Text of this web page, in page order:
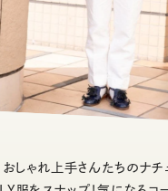
おしゃれ上手さんたちのナチ